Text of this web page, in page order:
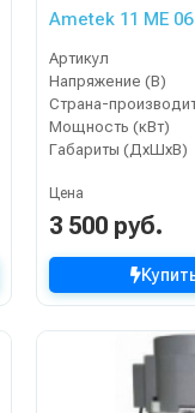
Ametek 11 ME
Артикул
Напряжение (В)
Страна-
Мощность (кВт)
Габариты (ДхШхВ)
Цена
3 500 руб.